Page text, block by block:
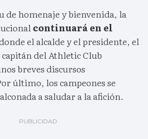
de homenaje y bienvenida, la
continuará en el
el alcalde y el presidente, el
del Athletic Club
breves discursos
último, los campeones se
a saludar a la afición.